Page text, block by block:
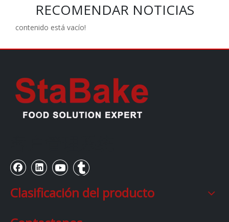
RECOMENDAR NOTICIAS
contenido está vacío!
Clasificación del producto